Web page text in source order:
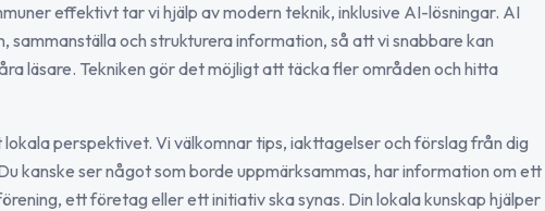
effektivt tar vi hjälp av modern teknik, inklusive AI-lösningar. AI
sammanställa och strukturera information, så att vi snabbare kan
läsare. Tekniken gör det möjligt att täcka fler områden och hitta
perspektivet. Vi välkomnar tips, iakttagelser och förslag från dig
kanske ser något som borde uppmärksammas, har information om ett
ett företag eller ett initiativ ska synas. Din lokala kunskap hjälper